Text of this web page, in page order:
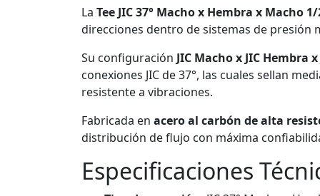
La Tee JIC 37° Macho x Hembra x Macho
direcciones dentro de sistemas de presión
Su configuración JIC Macho x JIC Hembra
conexiones JIC de 37°, las cuales sellan
resistente a vibraciones.
Fabricada en acero al carbón de alta
distribución de flujo con máxima
Especificaciones